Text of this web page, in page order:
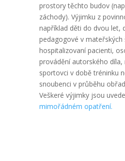
prostory těchto budov
záchody). Výjimku z
například děti do dvou let,
pedagogové v mateřských
hospitalizovaní pacienti,
provádění autorského
sportovci v době tréninku
snoubenci v průběhu
Veškeré výjimky jsou
mimořádném opatření.